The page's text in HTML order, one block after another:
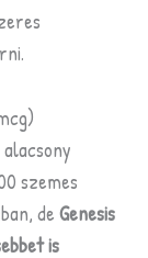
szemes
de Genesis
is